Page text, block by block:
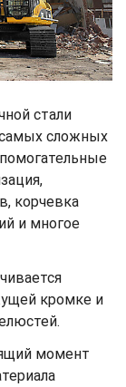
стали
сложных
корчевка
и многое
кромке и
момент